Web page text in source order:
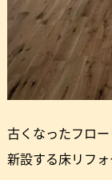
古くなったフロ
新設する床リフォ